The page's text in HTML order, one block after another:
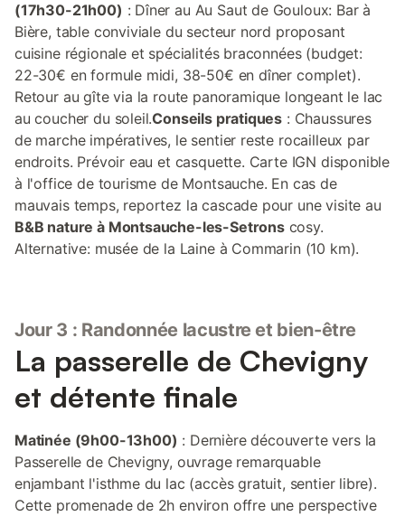
(17h30-21h00) : Dîner au Au Saut de Gouloux: Bar à
Bière, table conviviale du secteur nord proposant
cuisine régionale et spécialités braconnées (budget:
22-30€ en formule midi, 38-50€ en dîner complet).
Retour au gîte via la route panoramique longeant le lac
au coucher du soleil.Conseils pratiques : Chaussures
de marche impératives, le sentier reste rocailleux par
endroits. Prévoir eau et casquette. Carte IGN disponible
à l'office de tourisme de Montsauche. En cas de
mauvais temps, reportez la cascade pour une visite au
B&B nature à Montsauche-les-Setronscosy.
Alternative: musée de la Laine à Commarin (10 km).
Jour 3 : Randonnée lacustre et bien-être
La passerelle de Chevigny
et détente finale
Matinée (9h00-13h00) : Dernière découverte vers la
Passerelle de Chevigny, ouvrage remarquable
enjambant l'isthme du lac (accès gratuit, sentier libre).
Cette promenade de 2h environ offre une perspective